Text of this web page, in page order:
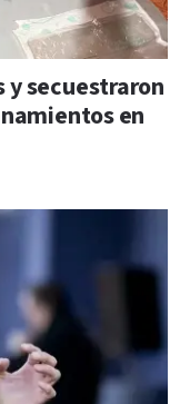
y secuestraron
en